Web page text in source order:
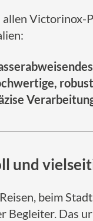
allen Victorinox-
und
beim
Begleiter. Das